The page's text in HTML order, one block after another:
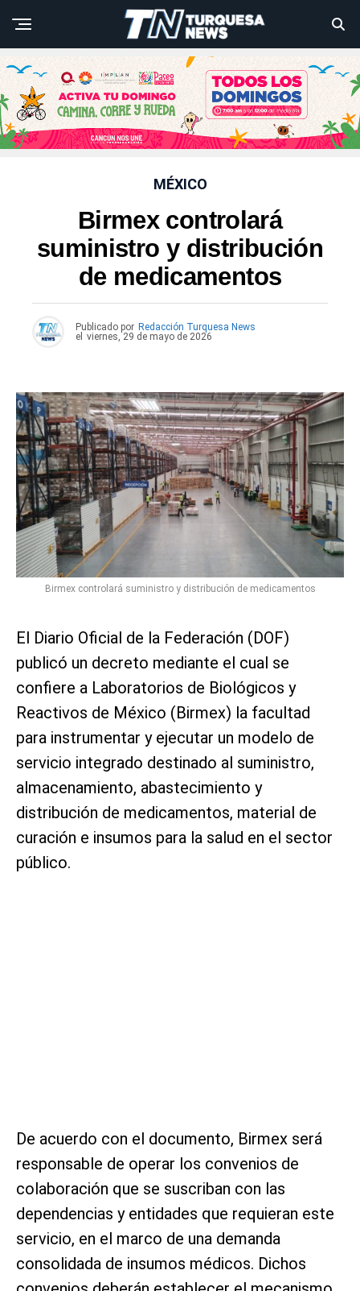
MÉXICO
Birmex controlará
suministro y distribución
de medicamentos
Publicado por Redacción Turquesa News
el viernes, 29 de mayo de 2026
Birmex controlará suministro y distribución de medicamentos
El Diario Oficial de la Federación (DOF)
publicó un decreto mediante el cual se
confiere a Laboratorios de Biológicos y
Reactivos de México (Birmex) la facultad
para instrumentar y ejecutar un modelo de
servicio integrado destinado al suministro,
almacenamiento, abastecimiento y
distribución de medicamentos, material de
curación e insumos para la salud en el sector
público.
De acuerdo con el documento, Birmex será
responsable de operar los convenios de
colaboración que se suscriban con las
dependencias y entidades que requieran este
servicio, en el marco de una demanda
consolidada de insumos médicos. Dichos